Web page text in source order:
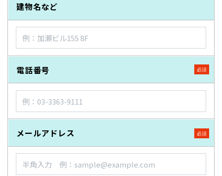
建物名など
電話番号
メールアドレス